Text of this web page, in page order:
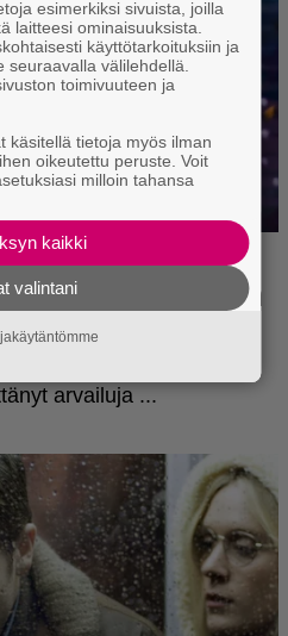
esimerkiksi sivuista, joilla
laitteesi ominaisuuksista.
käyttötarkoituksiin ja
välilehdellä.
toimivuuteen ja
käsitellä tietoja myös ilman
oikeutettu peruste. Voit
milloin tahansa
kaikki
valintani